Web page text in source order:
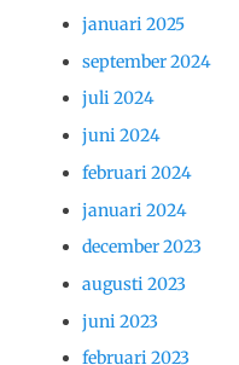
januari 2025
september 2024
juli 2024
juni 2024
februari 2024
januari 2024
december 2023
augusti 2023
juni 2023
februari 2023